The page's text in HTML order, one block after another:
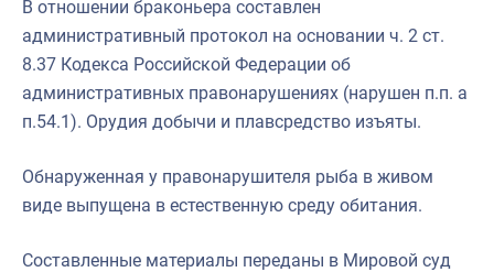
В отношении браконьера составлен
административный протокол на основании ч. 2 ст.
8.37 Кодекса Российской Федерации об
административных правонарушениях (нарушен п.п. а
п.54.1). Орудия добычи и плавсредство изъяты.
Обнаруженная у правонарушителя рыба в живом
виде выпущена в естественную среду обитания.
Составленные материалы переданы в Мировой суд